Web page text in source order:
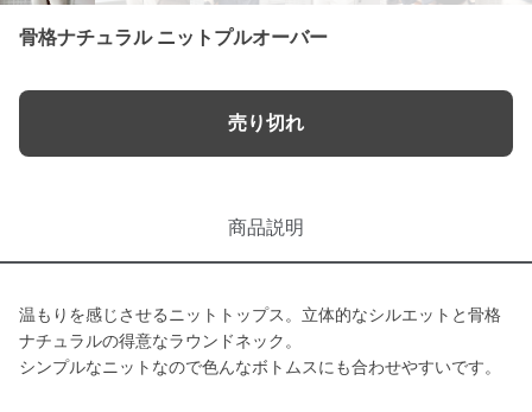
骨格ナチュラル ニットプルオーバー
売り切れ
商品説明
温もりを感じさせるニットトップス。立体的なシルエットと骨格
ナチュラルの得意なラウンドネック。
シンプルなニットなので色んなボトムスにも合わせやすいです。